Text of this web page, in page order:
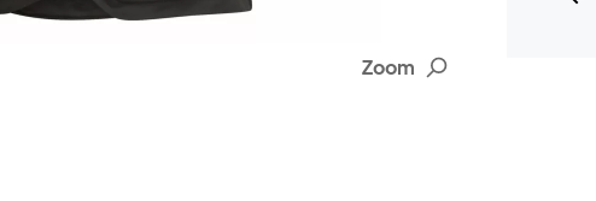
Zoom